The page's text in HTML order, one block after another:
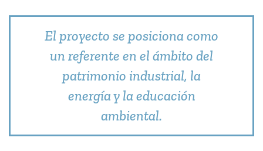
El proyecto se posiciona como
un referente en el ámbito del
patrimonio industrial, la
energía y la educación
ambiental.